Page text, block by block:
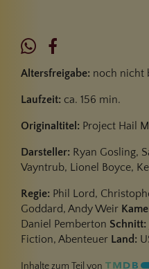
Altersfreigabe: noch nicht
Laufzeit: ca. 156 min.
Originaltitel: Project Hail
Darsteller: Ryan Gosling,
Vayntrub, Lionel Boyce,
Regie: Phil Lord,
Goddard, Andy Weir
Daniel Pemberton Schnitt:
Fiction, Abenteuer Land:
Inhalte zum Teil von